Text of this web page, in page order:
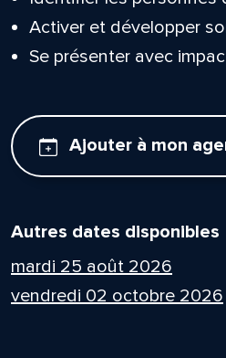
Activer et développer
Se présenter avec
Ajouter à mon
Autres dates disponibles
mardi 25 août 2026
vendredi 02 octobre 2026